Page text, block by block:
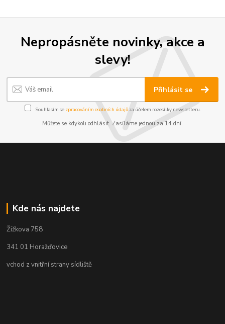
Nepropásněte novinky, akce a
slevy!
Přihlásit se
Souhlasím se zpracováním osobních údajůza účelem rozesílky newsletteru.
Můžete se kdykoli odhlásit. Zasíláme jednou za 14 dní.
Kde nás najdete
Žižkova 758
341 01 Horažďovice
vchod z vnitřní strany sídliště